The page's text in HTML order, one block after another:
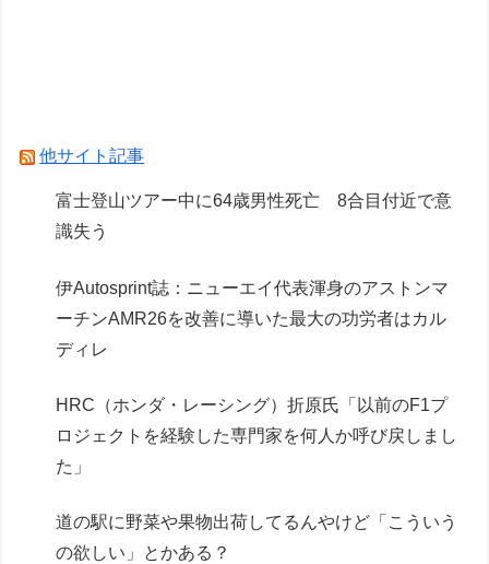
【画像】マケプレでガンプラのプレバン品を買っ
た結果…
Powered by livedoor 相互RSS
他サイト記事
富士登山ツアー中に64歳男性死亡 8合目付近で意
識失う
伊Autosprint誌：ニューエイ代表渾身のアストンマ
ーチンAMR26を改善に導いた最大の功労者はカル
ディレ
HRC（ホンダ・レーシング）折原氏「以前のF1プ
ロジェクトを経験した専門家を何人か呼び戻しまし
た」
道の駅に野菜や果物出荷してるんやけど「こういう
の欲しい」とかある？